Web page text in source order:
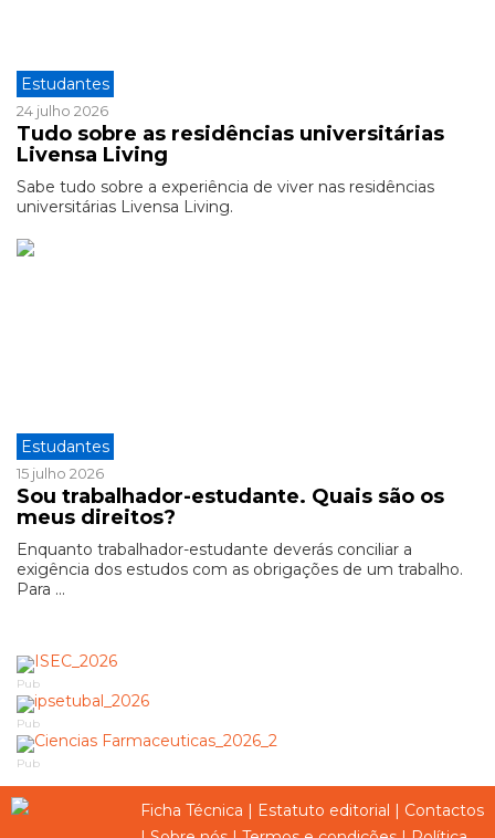
Estudantes
24 julho 2026
Tudo sobre as residências universitárias
Livensa Living
Sabe tudo sobre a experiência de viver nas residências
universitárias Livensa Living.
Estudantes
15 julho 2026
Sou trabalhador-estudante. Quais são os
meus direitos?
Enquanto trabalhador-estudante deverás conciliar a
exigência dos estudos com as obrigações de um trabalho.
Para ...
Pub
Pub
Pub
Ficha Técnica | Estatuto editorial | Contactos